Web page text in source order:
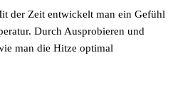
der Zeit entwickelt man ein Gefühl
Durch Ausprobieren und
man die Hitze optimal